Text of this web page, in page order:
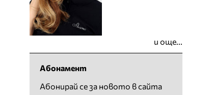
и още...
Абонамент
Абонирай се за новото в сайта